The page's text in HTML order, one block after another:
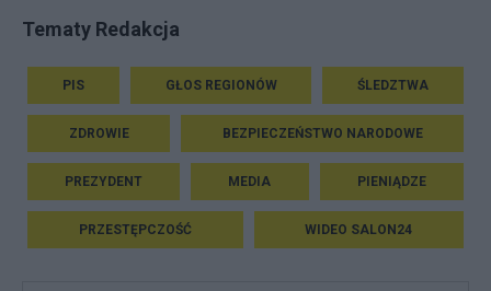
Tematy Redakcja
PIS GŁOS REGIONÓW ŚLEDZTWA
ZDROWIE BEZPIECZEŃSTWO NARODOWE
PREZYDENT MEDIA PIENIĄDZE
PRZESTĘPCZOŚĆ WIDEO SALON24